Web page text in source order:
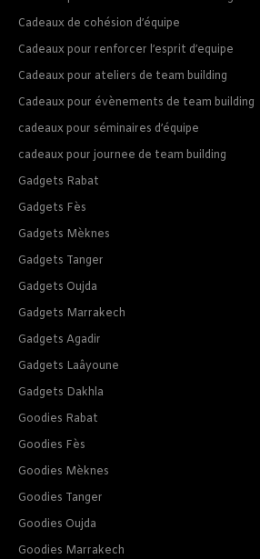
Cadeaux de cohésion d’équipe
Cadeaux pour renforcer l’esprit d’equipe
Cadeaux pour ateliers de team building
Cadeaux pour évènements de team building
cadeaux pour séminaires d’équipe
cadeaux pour journee de team building
Gadgets Rabat
Gadgets Fès
Gadgets Mèknes
Gadgets Tanger
Gadgets Oujda
Gadgets Marrakech
Gadgets Agadir
Gadgets Laâyoune
Gadgets Dakhla
Goodies Rabat
Goodies Fès
Goodies Mèknes
Goodies Tanger
Goodies Oujda
Goodies Marrakech